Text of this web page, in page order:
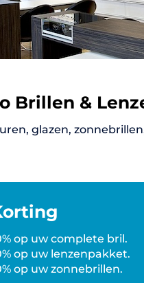
Brillen &
glazen,
op uw complete bril.
op uw lenzenpakket.
op uw zonnebrillen.